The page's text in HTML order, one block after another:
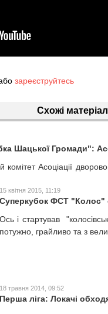
зареєструйтесь
Схожі
Шацької Громади":
комітет Асоціації
15 квітня 2015, 11:19
Суперкубок ФСТ "Колос"
Ось і стартував
потужно, грайливо та з
18 травня 2014, 09:52
Перша ліга: Локачі